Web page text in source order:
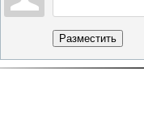
Разместить